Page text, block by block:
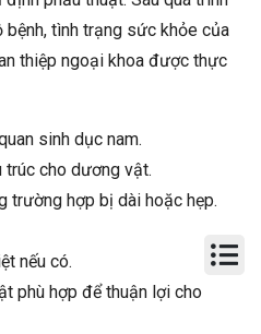
tình trạng sức khỏe của
thiệp ngoại khoa được thực
sinh dục nam.
trúc cho dương vật.
trường hợp bị dài hoặc hẹp.
nếu có.
phù hợp để thuận lợi cho